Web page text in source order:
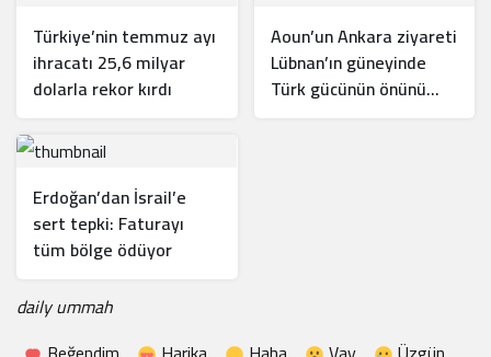
Türkiye’nin temmuz ayı
ihracatı 25,6 milyar
dolarla rekor kırdı
Aoun’un Ankara ziyareti
Lübnan’ın güneyinde
Türk gücünün önünü
Erdoğan’dan İsrail’e
sert tepki: Faturayı
tüm bölge ödüyor
daily ummah